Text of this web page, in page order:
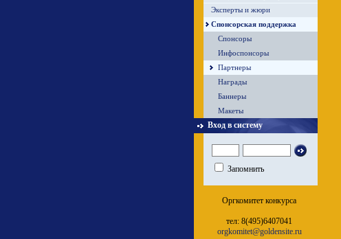
Эксперты и жюри
Спонсорская поддержка
Спонсоры
Инфоспонсоры
Партнеры
Награды
Баннеры
Макеты
Вход в систему
Запомнить
Оргкомитет конкурса
тел: 8(495)6407041
orgkomitet@goldensite.ru